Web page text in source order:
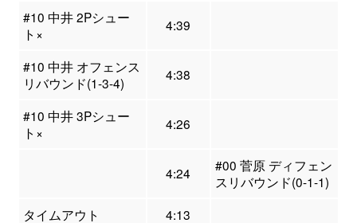
#10 中井 2Pシュー
ト×
4:39
#10 中井 オフェンス
リバウンド(1-3-4)
4:38
#10 中井 3Pシュー
ト×
4:26
4:24
#00 菅原 ディフェン
スリバウンド(0-1-1)
タイムアウト
4:13